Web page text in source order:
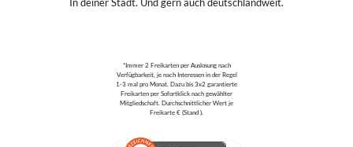
*Immer 2 Freikarten per Auslosung nach
Verfügbarkeit, je nach Interessen in der Regel
1-3 mal pro Monat. Dazu bis 3x2 garantierte
Freikarten per Sofortklick nach gewählter
Mitgliedschaft. Durchschnittlicher Wert je
Freikarte € (Stand ).